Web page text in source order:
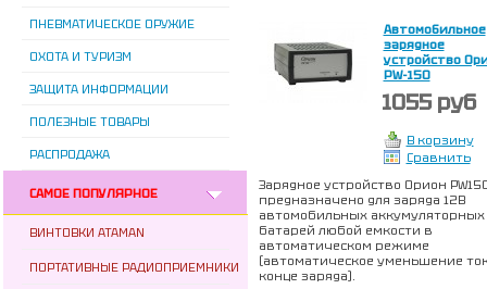
ПНЕВМАТИЧЕСКОЕ ОРУЖИЕ
ОХОТА И ТУРИЗМ
ЗАЩИТА ИНФОРМАЦИИ
ПОЛЕЗНЫЕ ТОВАРЫ
РАСПРОДАЖА
САМОЕ ПОПУЛЯРНОЕ
ВИНТОВКИ ATAMAN
ПОРТАТИВНЫЕ РАДИОПРИЕМНИКИ
Автомобильное
зарядное
устройство
PW-150
1055 руб
В корзину
Сравнить
Зарядное устройство Орион
предназначено для заряда 12В
автомобильных аккумуляторных
батарей любой емкости в
автоматическом режиме
(автоматическое уменьшение
конце заряда).